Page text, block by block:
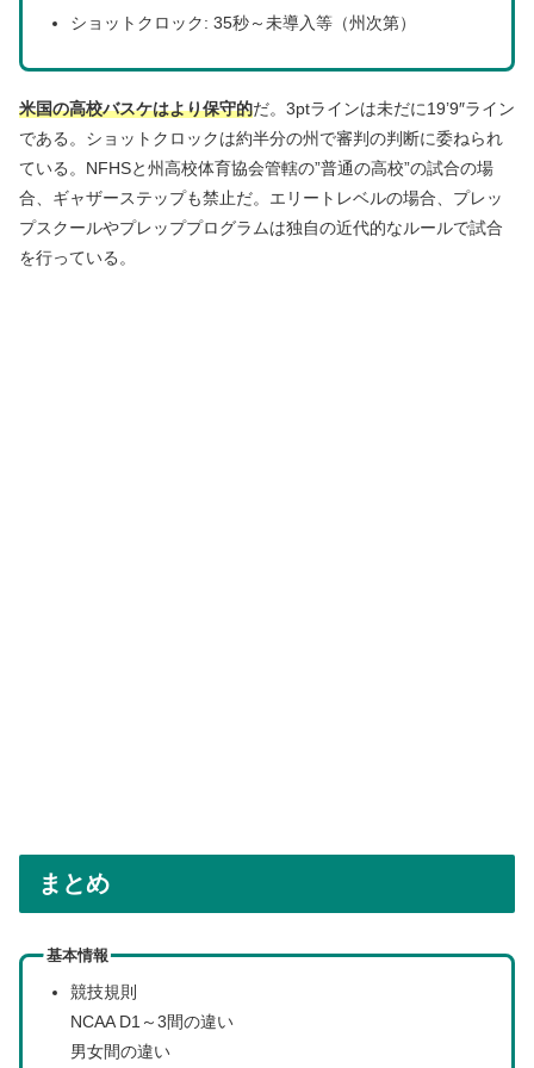
ショットクロック: 35秒～未導入等（州次第）
米国の高校バスケはより保守的だ。3ptラインは未だに19’9″ライン
である。ショットクロックは約半分の州で審判の判断に委ねられ
ている。NFHSと州高校体育協会管轄の”普通の高校”の試合の場
合、ギャザーステップも禁止だ。エリートレベルの場合、プレッ
プスクールやプレッププログラムは独自の近代的なルールで試合
を行っている。
まとめ
基本情報
競技規則
NCAA D1～3間の違い
男女間の違い